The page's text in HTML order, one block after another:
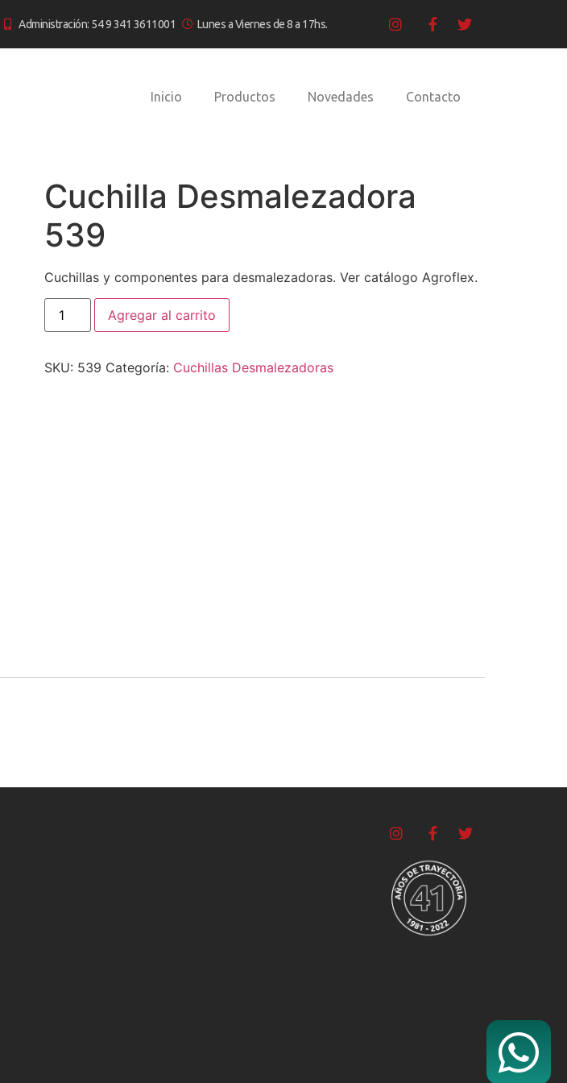
Administración: 54 9 341 3611001 Lunes a Viernes de 8 a 17hs.
Inicio Productos Novedades Contacto
Cuchilla Desmalezadora
539
Cuchillas y componentes para desmalezadoras. Ver catálogo Agroflex.
Agregar al carrito
SKU: 539 Categoría: Cuchillas Desmalezadoras